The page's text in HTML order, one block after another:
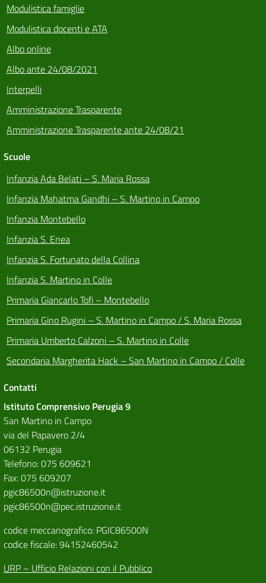
Modulistica famiglie
Modulistica docenti e ATA
Albo online
Albo ante 24/08/2021
Interpelli
Amministrazione Trasparente
Amministrazione Trasparente ante 24/08/21
Scuole
Infanzia Ada Belati – S. Maria Rossa
Infanzia Mahatma Gandhi – S. Martino in Campo
Infanzia Montebello
Infanzia S. Enea
Infanzia S. Fortunato della Collina
Infanzia S. Martino in Colle
Primaria Giancarlo Tofi – Montebello
Primaria Gino Rugini – S. Martino in Campo / S. Maria Rossa
Primaria Umberto Calzoni – S. Martino in Colle
Secondaria Margherita Hack – San Martino in Campo / Colle
Contatti
Istituto Comprensivo Perugia 9
San Martino in Campo
via del Papavero 2/4
06132 Perugia
Telefono: 075 609621
Fax: 075 609207
pgic86500n@istruzione.it
pgic86500n@pec.istruzione.it
codice meccanografico: PGIC86500N
codice fiscale: 94152460542
URP – Ufficio Relazioni con il Pubblico